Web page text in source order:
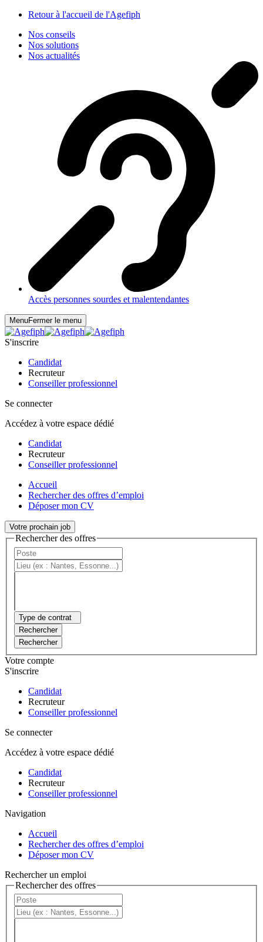
Retour à l'accueil de l'Agefiph
Nos conseils
Nos solutions
Nos actualités
Accès personnes sourdes et malentendantes
MenuFermer le menu
S'inscrire
Candidat
Recruteur
Conseiller professionnel
Se connecter
Accédez à votre espace dédié
Candidat
Recruteur
Conseiller professionnel
Accueil
Rechercher des offres d’emploi
Déposer mon CV
Votre prochain job
Rechercher des offres
Type de contrat
Rechercher
Rechercher
Votre compte
S'inscrire
Candidat
Recruteur
Conseiller professionnel
Se connecter
Accédez à votre espace dédié
Candidat
Recruteur
Conseiller professionnel
Navigation
Accueil
Rechercher des offres d’emploi
Déposer mon CV
Rechercher un emploi
Rechercher des offres